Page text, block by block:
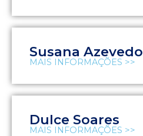
Susana Azevedo
MAIS INFORMAÇÕES >>
Dulce Soares
MAIS INFORMAÇÕES >>